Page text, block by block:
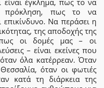
πρόκληση, πως το να
Να περάσει η
της αποδοχής της
οι δομές μας – οι
– είναι εκείνες που
όλα κατέρρεαν. Όταν
όταν οι φωτιές
κατά τη διάρκεια της